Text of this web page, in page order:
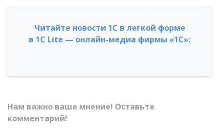
Читайте новости 1С в легкой форме
в 1С Lite — онлайн-медиа фирмы «1С»:
Нам важно ваше мнение! Оставьте
комментарий!